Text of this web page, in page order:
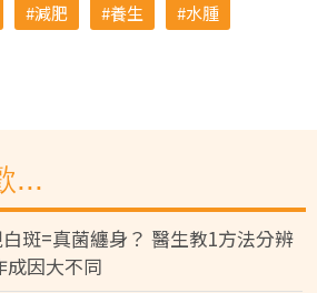
減肥 養生
水腫
...
斑=真菌纏身？ 醫生教1方法分辨
成因大不同